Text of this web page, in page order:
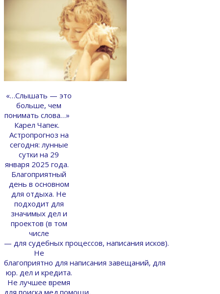
«…Слышать — это
больше, чем
понимать слова…»
Карел Чапек.
Астропрогноз на
сегодня: лунные
сутки на 29
января 2025 года.
Благоприятный
день в основном
для отдыха. Не
подходит для
значимых дел и
проектов (в том
числе
— для судебных процессов, написания исков).
Не
благоприятно для написания завещаний, для
юр. дел и кредита.
Не лучшее время
для поиска мед.помощи,